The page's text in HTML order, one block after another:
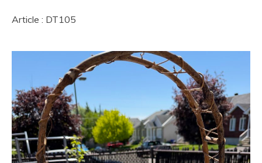
Article : DT105